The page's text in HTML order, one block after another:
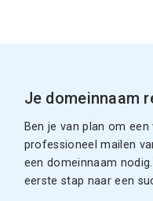
Je domeinnaam
Ben je van plan om
professioneel mailen
een domeinnaam
eerste stap naar een